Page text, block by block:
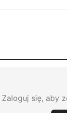
Zaloguj się, aby